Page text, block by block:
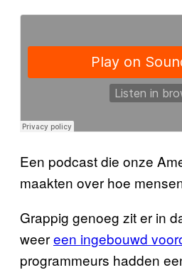
Een podcast die onze
maakten over hoe
Grappig genoeg zit er in
weereen ingebouwd
programmeurs hadden